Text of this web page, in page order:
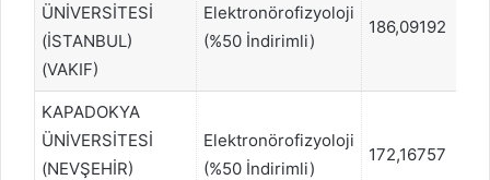
ÜNİVERSİTESİ
(İSTANBUL)
(VAKIF)
Elektronörofizyoloji
(%50 İndirimli)
186,09192
KAPADOKYA
ÜNİVERSİTESİ
(NEVŞEHİR)
Elektronörofizyoloji
(%50 İndirimli)
172,16757